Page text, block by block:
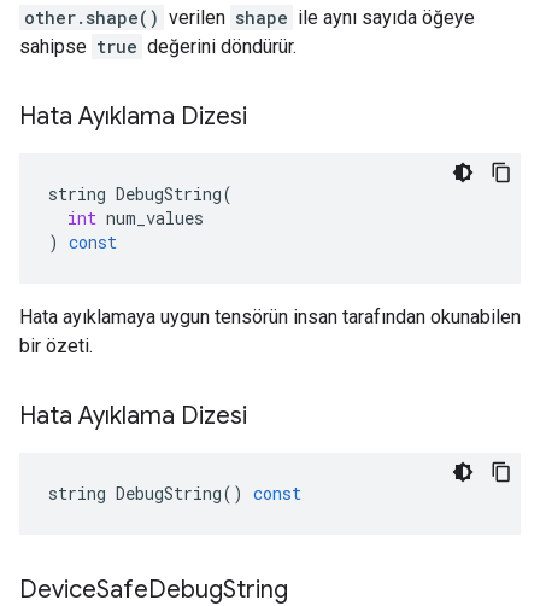
other.shape() verilen shape ile aynı sayıda öğeye
sahipse true değerini döndürür.
Hata Ayıklama Dizesi
string DebugString(
int num_values
) const
Hata ayıklamaya uygun tensörün insan tarafından okunabilen
bir özeti.
Hata Ayıklama Dizesi
string DebugString() const
DeviceSafeDebugString